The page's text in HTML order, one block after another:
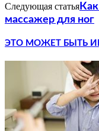
Следующая статья
массажер для ног
ЭТО МОЖЕТ БЫТЬ